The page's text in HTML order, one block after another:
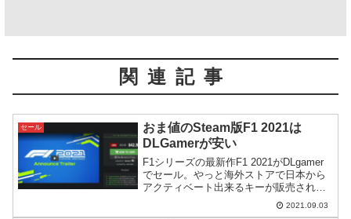
関連記事
セール
おま値のSteam版F1 2021は
DLGamerが安い
F1シリーズの最新作F1 2021がDLgamer
でセール。やっと海外ストアで日本から
アクティベート出来るキーが販売される
ようになりました。Steamで購入するよ
りずっと安いのでおすすめです。
2021.09.03